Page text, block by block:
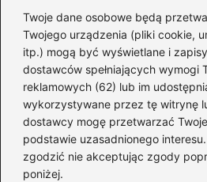
Twoje dane osobowe będą
Twojego urządzenia (pliki cookie,
itp.) mogą być wyświetlane i
dostawców spełniających wymogi
reklamowych (62) lub im
wykorzystywane przez tę witrynę
dostawcy mogę przetwarzać
podstawie uzasadnionego
zgodzić nie akceptując zgody
poniżej.
Fundusze
(36)
Giełda(28)
Inwestycje(49)
Rentowność(32)
Rozliczenia(196)
Świadczenia socjalne(59)
Waluty(21)
Windykacja(49)